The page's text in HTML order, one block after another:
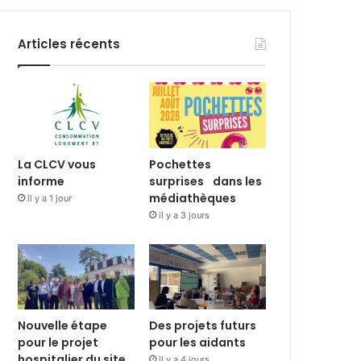
Articles récents
La CLCV vous
informe
il y a 1 jour
Pochettes
surprises dans les
médiathèques
il y a 3 jours
Nouvelle étape
pour le projet
Des projets futurs
pour les aidants